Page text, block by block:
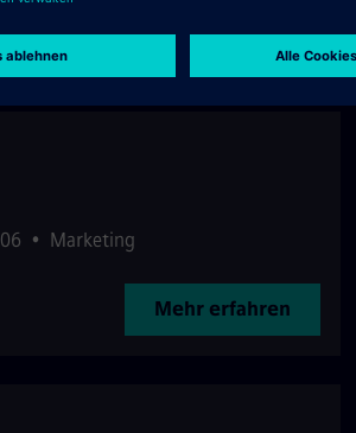
Mehr erfahren
• Marketing
Mehr erfahren